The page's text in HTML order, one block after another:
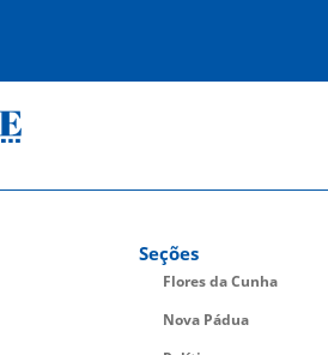
Seções
Flores da Cunha
Nova Pádua